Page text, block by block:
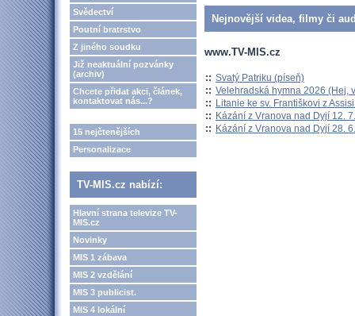
Svědectví
Poutní bratrstvo
Z jiného soudku
Již neaktuální pozvánky
(archiv)
Chcete přidat akci, článek,
kontaktovat nás...?
15 nejčtenějších
Personalizace
TV-MIS.cz nabízí:
Hlavní strana televize TV-
MIS.cz
Novinky
MIS 1 zábava
MIS 2 vzdělání
MIS 3 publicist.
MIS 4 lokální
Nejnovější videa, filmy či
www.TV-MIS.cz
:: Svatý Patriku (píseň)
:: Velehradská hymna 2026 (Hej,
:: Litanie ke sv. Františkovi z
:: Kázání z Vranova nad Dyjí 12.
:: Kázání z Vranova nad Dyjí 28.